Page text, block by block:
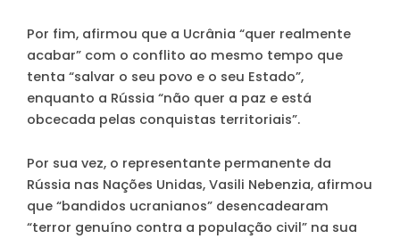
Por fim, afirmou que a Ucrânia “quer realmente
acabar” com o conflito ao mesmo tempo que
tenta “salvar o seu povo e o seu Estado”,
enquanto a Rússia “não quer a paz e está
obcecada pelas conquistas territoriais”.
Por sua vez, o representante permanente da
Rússia nas Nações Unidas, Vasili Nebenzia, afirmou
que “bandidos ucranianos” desencadearam
“terror genuíno contra a população civil” na sua